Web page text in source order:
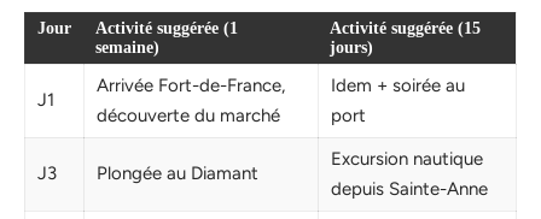
Jour
Activité suggérée (1
semaine)
Activité suggérée (15
jours)
J1
Arrivée Fort-de-France,
découverte du marché
Idem + soirée au
port
J3 Plongée au Diamant
Excursion nautique
depuis Sainte-Anne